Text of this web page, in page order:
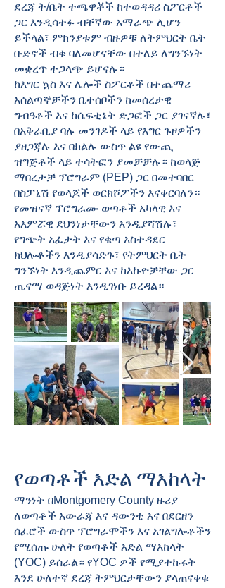
ደረጃ ት/ቤት ተጫዋቾች ከተወዳዳሪ ስፖርቶች
ጋር እንዲሳተፉ ብቸኛው አማራጭ ሊሆን
ይችላል፣ ምክንያቱም ብዙዎቹ ለትምህርት ቤት
ቡድኖች ብቁ ባለመሆናቸው በተለይ ለግንኙነት
መቋረጥ ተጋላጭ ይሆናሉ።
ከእግር ኳስ እና ሌሎች ስፖርቶች በተጨማሪ
አሰልጣኞቻችን ቤተሰቦችን ከመሰረታዊ
ግብዓቶች እና ከሴፍቲኔት ድጋፎች ጋር ያገናኛሉ፣
በአቅራቢያ ባሉ መንገዶች ላይ የእግር ጉዞዎችን
ያዘጋጃሉ እና በክልሉ ውስጥ ልዩ የውጪ
ዝግጅቶች ላይ ተሳትፎን ያመቻቻሉ። ከወላጅ
ማበረታቻ ፕሮግራም (PEP) ጋር በመተባበር
በስፓኒሽ የወላጆች ወርክሾፖችን እናቀርባለን።
የመዝናኛ ፕሮግራሙ ወጣቶች አካላዊ እና
አእምሯዊ ደህንነታቸውን እንዲያሻሽሉ፣
የግጭት አፈታት እና የቁጣ አስተዳደር
ክህሎቶችን እንዲያሳድጉ፣ የትምህርት ቤት
ግንኙነት እንዲጨምር እና ከእኩዮቻቸው ጋር
ጤናማ ወዳጅነት እንዲገነቡ ይረዳል።
የወጣቶች እድል ማእከላት
ማንነት በMontgomery County ዙሪያ
ለወጣቶች አውራጃ እና ዳውንቲ እና በደርዘን
ሰፈሮች ውስጥ ፕሮግራሞችን እና አገልግሎቶችን
የሚሰጡ ሁለት የወጣቶች እድል ማእከላት
(YOC) ይሰራል። የYOC ዎች የሚያተኩሩት
እንደ ሁለተኛ ደረጃ ትምህርታቸውን ያላጠናቀቁ